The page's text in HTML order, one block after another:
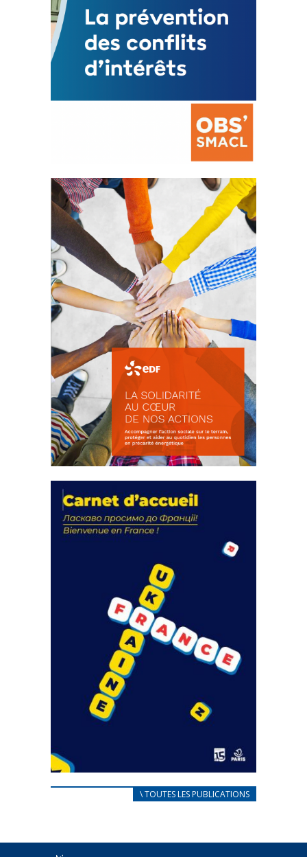
La prévention des conflits
d’intérêts
18 septembre 2023
FEUILLETER
actions
18 septembre 2023
FEUILLETER
CARNET D’ACCUEIL
Afin d’accompagner au mieux les réfugiés
\ TOUTES LES PUBLICATIONS